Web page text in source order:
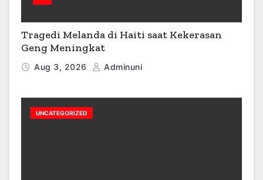
Tragedi Melanda di Haiti saat Kekerasan
Geng Meningkat
Aug 3, 2026 Adminuni
UNCATEGORIZED